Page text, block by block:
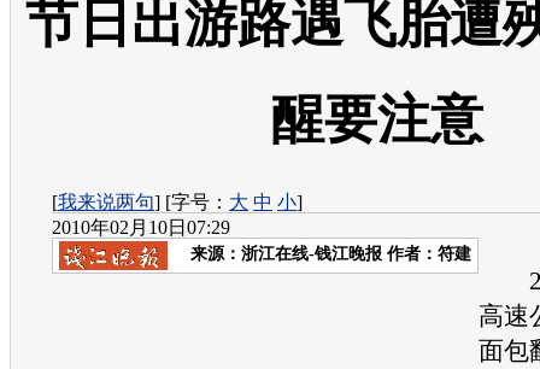
节日出游路遇飞胎遭
醒要注意
[我来说两句] [字号： 大 中 小]
2010年02月10日07:29
来源： 浙江在线-钱江晚报 作者：符建
2
高速
面包